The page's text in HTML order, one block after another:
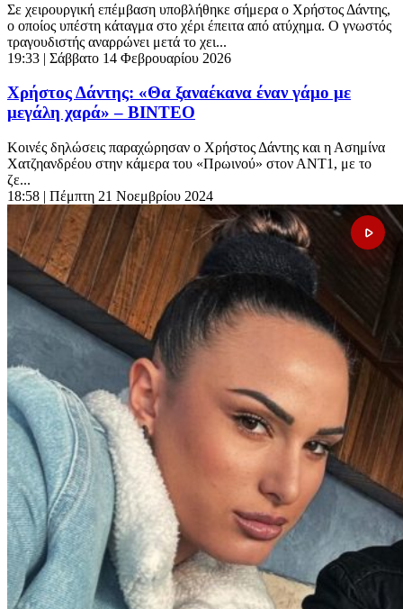
Σε χειρουργική επέμβαση υποβλήθηκε σήμερα ο Χρήστος Δάντης,
ο οποίος υπέστη κάταγμα στο χέρι έπειτα από ατύχημα. Ο γνωστός
τραγουδιστής αναρρώνει μετά το χει...
19:33 | Σάββατο 14 Φεβρουαρίου 2026
Χρήστος Δάντης: «Θα ξαναέκανα έναν γάμο με
μεγάλη χαρά» – ΒΙΝΤΕΟ
Κοινές δηλώσεις παραχώρησαν ο Χρήστος Δάντης και η Ασημίνα
Χατζηανδρέου στην κάμερα του «Πρωινού» στον ΑΝΤ1, με το
ζε...
18:58 | Πέμπτη 21 Νοεμβρίου 2024